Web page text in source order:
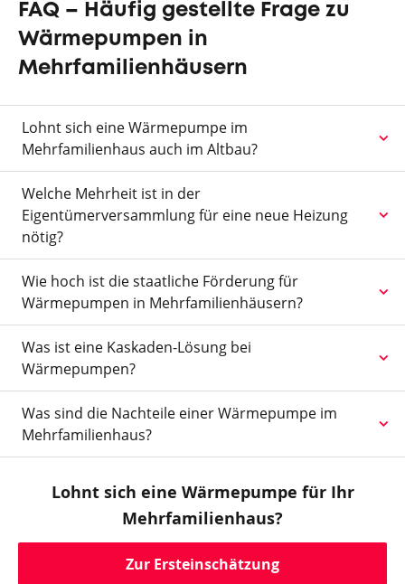
FAQ – Häufig gestellte Frage zu
Wärmepumpen in
Mehrfamilienhäusern
Lohnt sich eine Wärmepumpe im
Mehrfamilienhaus auch im Altbau?
Welche Mehrheit ist in der
Eigentümerversammlung für eine neue Heizung
nötig?
Wie hoch ist die staatliche Förderung für
Wärmepumpen in Mehrfamilienhäusern?
Was ist eine Kaskaden-Lösung bei
Wärmepumpen?
Was sind die Nachteile einer Wärmepumpe im
Mehrfamilienhaus?
Lohnt sich eine Wärmepumpe für Ihr
Mehrfamilienhaus?
Zur Ersteinschätzung